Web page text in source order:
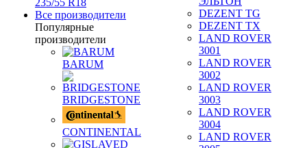
235/55 R18
Все производители
Популярные
производители
BARUM
BRIDGESTONE
CONTINENTAL
DEZENT TG
DEZENT TX
LAND ROVER
3001
LAND ROVER
3002
LAND ROVER
3003
LAND ROVER
3004
LAND ROVER